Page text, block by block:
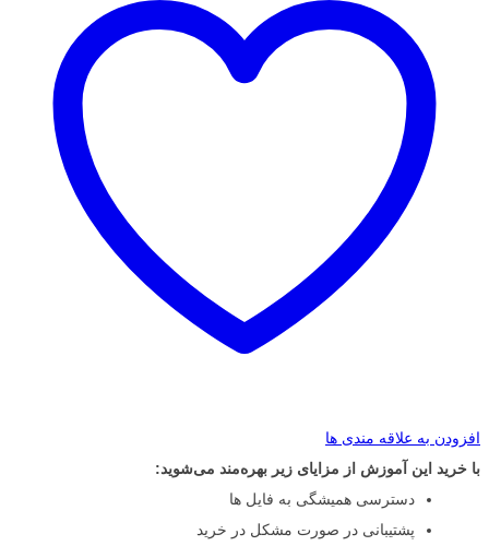
افزودن به علاقه مندی ها
با خرید این آموزش از مزایای زیر بهره‌مند می‌شوید:
دسترسی همیشگی به فایل ها
پشتیبانی در صورت مشکل در خرید